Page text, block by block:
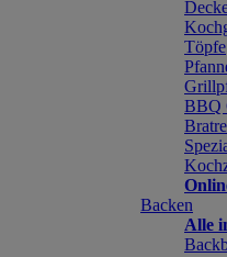
Töpfe
BBQ
Backen
Alle